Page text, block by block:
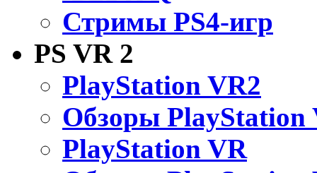
Стримы PS4-игр
PS VR 2
PlayStation VR2
Обзоры PlayStation
PlayStation VR